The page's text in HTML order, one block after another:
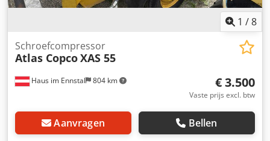
1 /8
Haus im Ennstal 804 km
Schroefcompressor
Atlas CopcoXAS 55
€ 3.500
Vaste prijs excl. btw
Aanvragen Bellen